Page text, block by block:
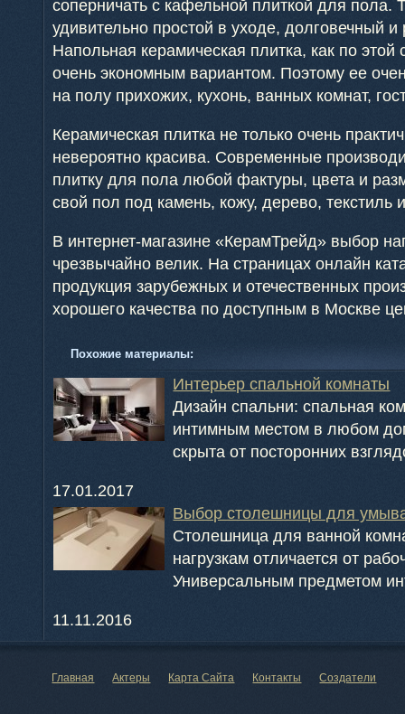
соперничать с кафельной плиткой для пола.
удивительно простой в уходе, долговечный
Напольная керамическая плитка, как по этой
очень экономным вариантом. Поэтому ее
на полу прихожих, кухонь, ванных комнат,
Керамическая плитка не только очень
невероятно красива. Современные
плитку для пола любой фактуры, цвета и
свой пол под камень, кожу, дерево, текстиль
В интернет-магазине «КерамТрейд» выбор
чрезвычайно велик. На страницах онлайн
продукция зарубежных и отечественных
хорошего качества по доступным в Москве
Похожие материалы:
Интерьер спальной комнаты
Дизайн спальни: спальная
интимным местом в любом
скрыта от посторонних
17.01.2017
Выбор столешницы для
Столешница для ванной
нагрузкам отличается от
Универсальным предметом
11.11.2016
Главная Актеры Карта Сайта Контакты Создатели